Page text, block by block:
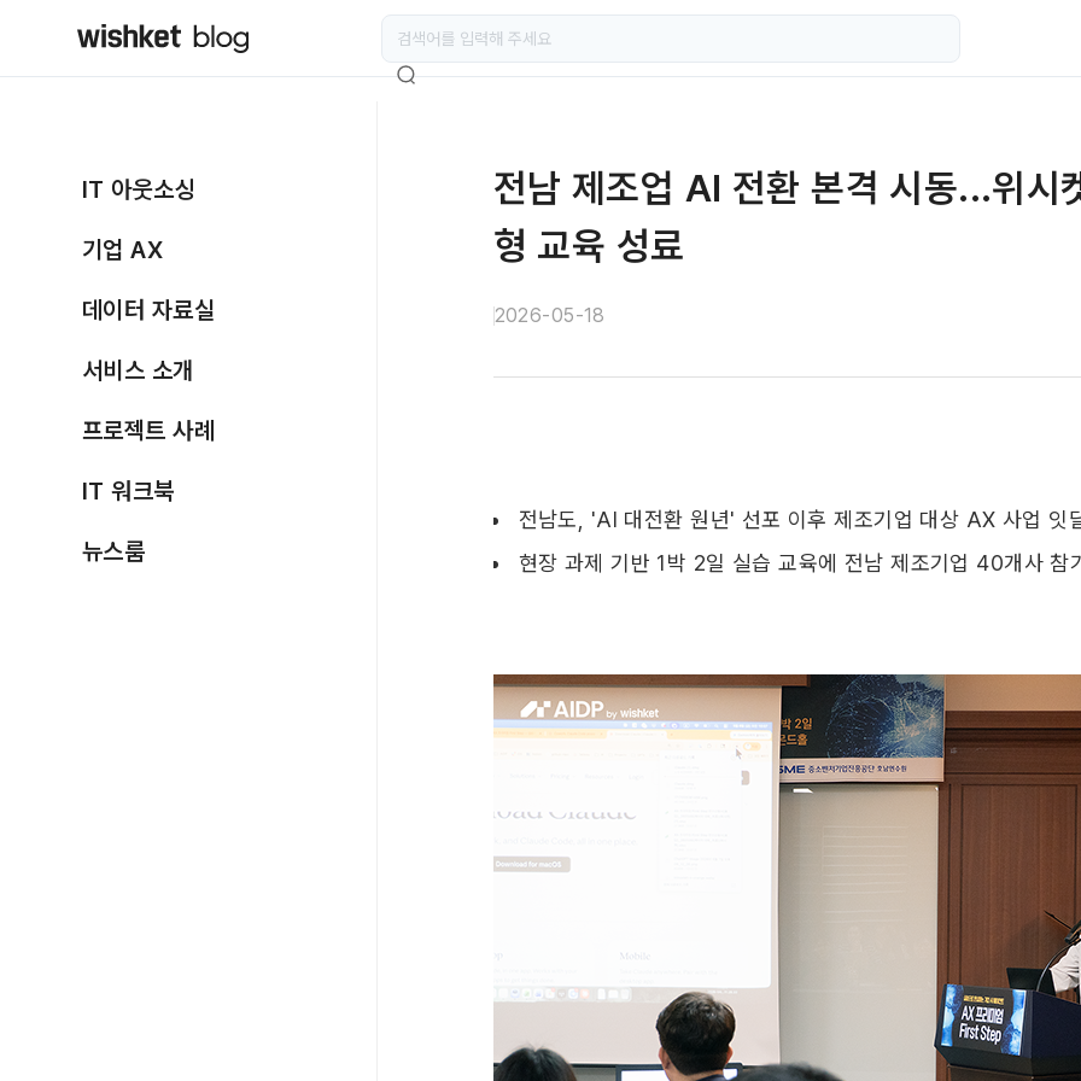
IT 아웃소싱
기업 AX
데이터 자료실
서비스 소개
프로젝트 사례
IT 워크북
뉴스룸
전남 제조업 AI 전환 본격 시동...위시
형 교육 성료
2026-05-18
전남도, 'AI 대전환 원년' 선포 이후 제조기업 대상 AX 사업 잇
현장 과제 기반 1박 2일 실습 교육에 전남 제조기업 40개사 참